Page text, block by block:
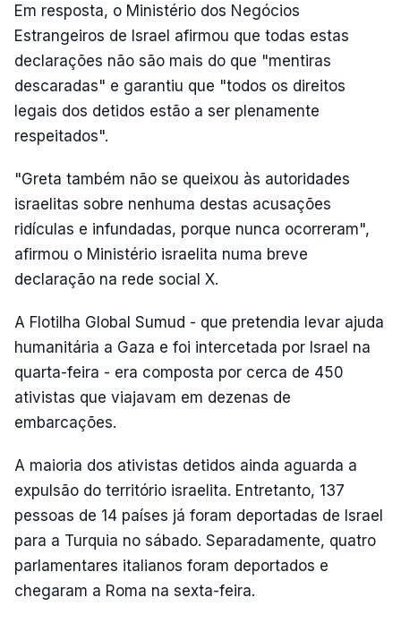
Em resposta, o Ministério dos Negócios
Estrangeiros de Israel afirmou que todas estas
declarações não são mais do que "mentiras
descaradas" e garantiu que "todos os direitos
legais dos detidos estão a ser plenamente
respeitados".
"Greta também não se queixou às autoridades
israelitas sobre nenhuma destas acusações
ridículas e infundadas, porque nunca ocorreram",
afirmou o Ministério israelita numa breve
declaração na rede social X.
A Flotilha Global Sumud - que pretendia levar ajuda
humanitária a Gaza e foi intercetada por Israel na
quarta-feira - era composta por cerca de 450
ativistas que viajavam em dezenas de
embarcações.
A maioria dos ativistas detidos ainda aguarda a
expulsão do território israelita. Entretanto, 137
pessoas de 14 países já foram deportadas de Israel
para a Turquia no sábado. Separadamente, quatro
parlamentares italianos foram deportados e
chegaram a Roma na sexta-feira.